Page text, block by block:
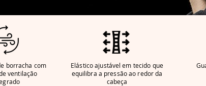
borracha com
ventilação
Elástico ajustável em tecido que
equilibra a pressão ao redor da
cabeça